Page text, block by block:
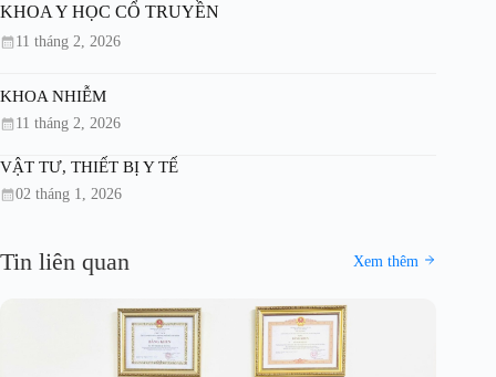
KHOA Y HỌC CỔ TRUYỀN
11 tháng 2, 2026
KHOA NHIỄM
11 tháng 2, 2026
VẬT TƯ, THIẾT BỊ Y TẾ
02 tháng 1, 2026
Tin liên quan Xem thêm